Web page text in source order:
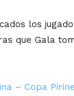
los
que Gala
– Copa